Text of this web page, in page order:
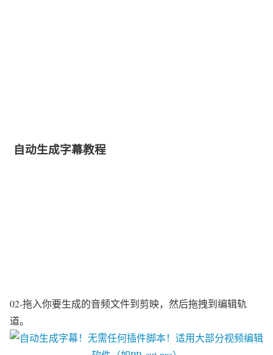
自动生成字幕教程
02-拖入你要生成的音频文件到剪映，然后拖拽到编辑轨
道。